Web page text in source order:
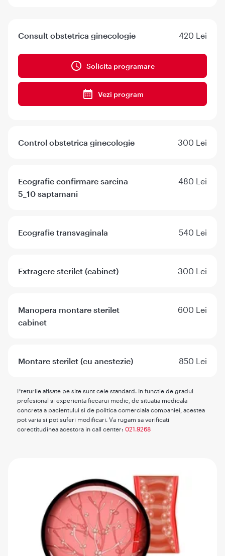
Consult obstetrica ginecologie 420 Lei
Solicita programare
Vezi program
Control obstetrica ginecologie 300 Lei
Ecografie confirmare sarcina
5_10 saptamani
480 Lei
Ecografie transvaginala 540 Lei
Extragere sterilet (cabinet) 300 Lei
Manopera montare sterilet
cabinet
600 Lei
Montare sterilet (cu anestezie) 850 Lei
Preturile afisate pe site sunt cele standard. In functie de gradul
profesional si experienta fiecarui medic, de situatia medicala
concreta a pacientului si de politica comerciala companiei, acestea
pot varia si pot suferi modificari. Va rugam sa verificati
corectitudinea acestora in call center: 021.9268